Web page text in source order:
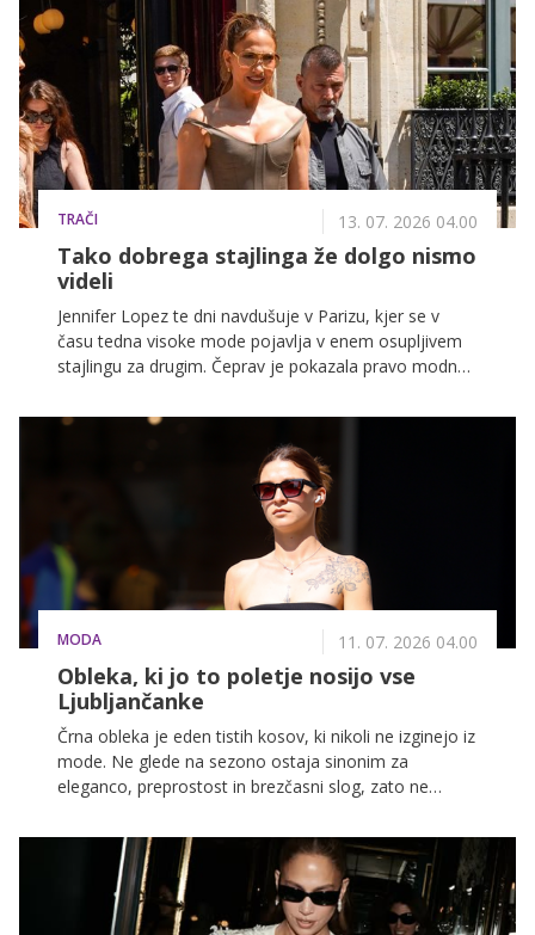
premikov.
TRAČI 13. 07. 2026 04.00
Tako dobrega stajlinga že dolgo nismo
videli
Jennifer Lopez te dni navdušuje v Parizu, kjer se v
času tedna visoke mode pojavlja v enem osupljivem
stajlingu za drugim. Čeprav je pokazala pravo modno
dnevnih outfitov izstopil kot popolna kombinacija
elegance, prefinjenosti in nosljivosti, ki jo lahko zlahka
posnemamo tudi v vsakdanjem življenju.
MODA 11. 07. 2026 04.00
Obleka, ki jo to poletje nosijo vse
Ljubljančanke
Črna obleka je eden tistih kosov, ki nikoli ne izginejo iz
mode. Ne glede na sezono ostaja sinonim za
eleganco, preprostost in brezčasni slog, zato ne
ulicah Ljubljane. Med sprehodom po središču mesta
smo ujeli več modnih navdušenk, ki so dokazale, da je
črna obleka še vedno ena najboljših modnih naložb.